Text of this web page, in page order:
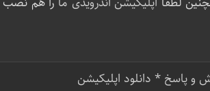
و پاسخ* دانلود اپلیکیشن